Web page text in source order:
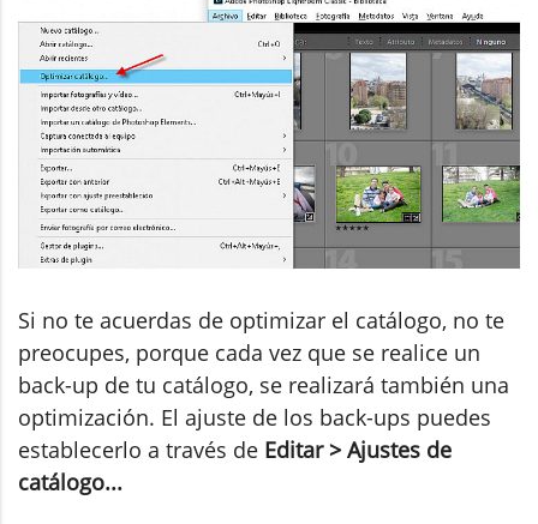
Si no te acuerdas de optimizar el catálogo, no te
preocupes, porque cada vez que se realice un
back-up de tu catálogo, se realizará también una
optimización. El ajuste de los back-ups puedes
establecerlo a través de Editar > Ajustes de
catálogo...